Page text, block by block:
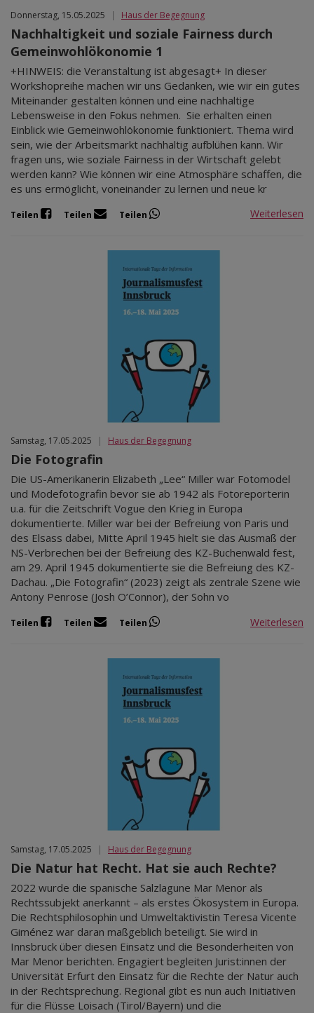
Donnerstag, 15.05.2025 | Haus der Begegnung
Nachhaltigkeit und soziale Fairness durch
Gemeinwohlökonomie 1
+HINWEIS: die Veranstaltung ist abgesagt+ In dieser
Workshopreihe machen wir uns Gedanken, wie wir ein gutes
Miteinander gestalten können und eine nachhaltige
Lebensweise in den Fokus nehmen. Sie erhalten einen
Einblick wie Gemeinwohlökonomie funktioniert. Thema wird
sein, wie der Arbeitsmarkt nachhaltig aufblühen kann. Wir
fragen uns, wie soziale Fairness in der Wirtschaft gelebt
werden kann? Wie können wir eine Atmosphäre schaffen, die
es uns ermöglicht, voneinander zu lernen und neue kr
Teilen Teilen Teilen Weiterlesen
Samstag, 17.05.2025 | Haus der Begegnung
Die Fotografin
Die US-Amerikanerin Elizabeth „Lee“ Miller war Fotomodel
und Modefotografin bevor sie ab 1942 als Fotoreporterin
u.a. für die Zeitschrift Vogue den Krieg in Europa
dokumentierte. Miller war bei der Befreiung von Paris und
des Elsass dabei, Mitte April 1945 hielt sie das Ausmaß der
NS-Verbrechen bei der Befreiung des KZ-Buchenwald fest,
am 29. April 1945 dokumentierte sie die Befreiung des KZ-
Dachau. „Die Fotografin“ (2023) zeigt als zentrale Szene wie
Antony Penrose (Josh O’Connor), der Sohn vo
Teilen Teilen Teilen Weiterlesen
Samstag, 17.05.2025 | Haus der Begegnung
Die Natur hat Recht. Hat sie auch Rechte?
2022 wurde die spanische Salzlagune Mar Menor als
Rechtssubjekt anerkannt – als erstes Ökosystem in Europa.
Die Rechtsphilosophin und Umweltaktivistin Teresa Vicente
Giménez war daran maßgeblich beteiligt. Sie wird in
Innsbruck über diesen Einsatz und die Besonderheiten von
Mar Menor berichten. Engagiert begleiten Jurist:innen der
Universität Erfurt den Einsatz für die Rechte der Natur auch
in der Rechtsprechung. Regional gibt es nun auch Initiativen
für die Flüsse Loisach (Tirol/Bayern) und die